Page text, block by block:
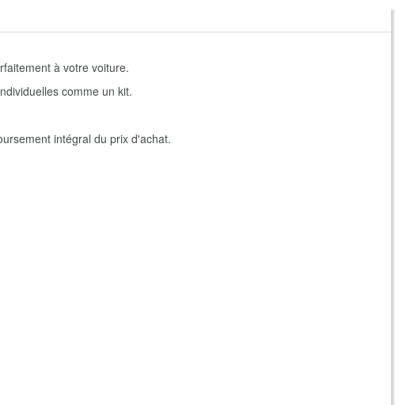
à votre voiture.
comme un kit.
intégral du prix d'achat.